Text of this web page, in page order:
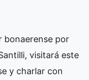
bonaerense por
visitará este
y charlar con